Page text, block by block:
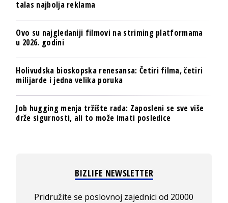
talas najbolja reklama
Ovo su najgledaniji filmovi na striming platformama
u 2026. godini
Holivudska bioskopska renesansa: Četiri filma, četiri
milijarde i jedna velika poruka
Job hugging menja tržište rada: Zaposleni se sve više
drže sigurnosti, ali to može imati posledice
BIZLIFE NEWSLETTER
Pridružite se poslovnoj zajednici od 20000